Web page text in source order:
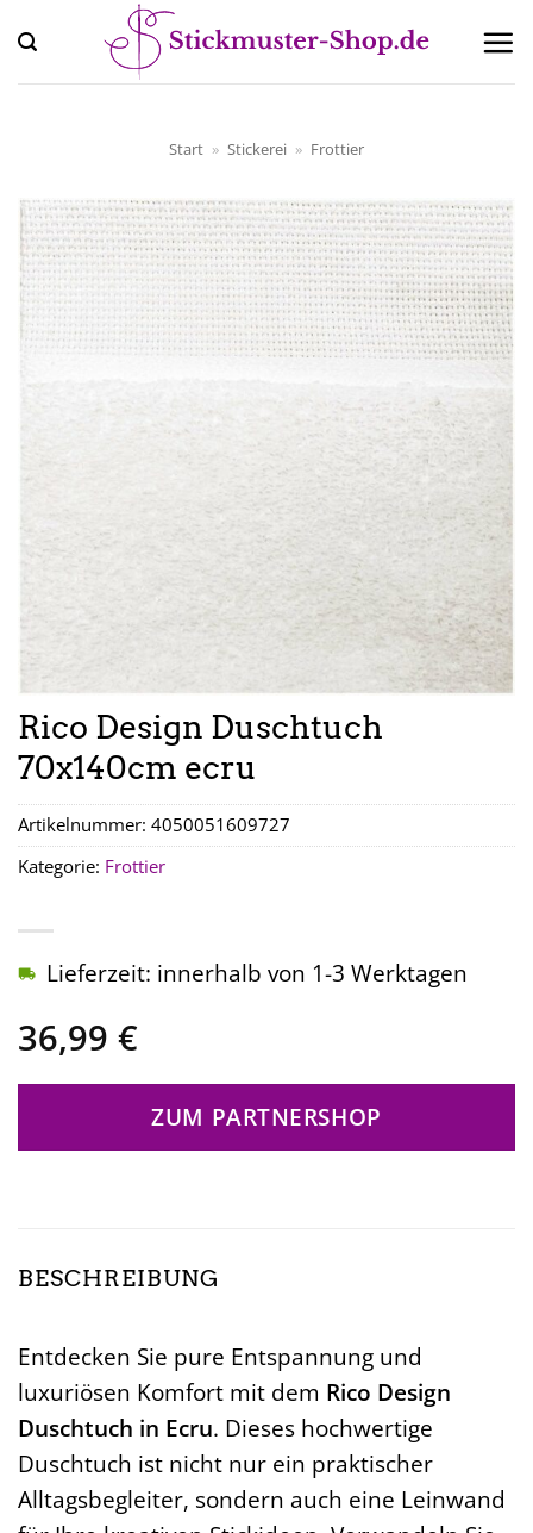
Inhalt
springen
Start » Stickerei » Frottier
Rico Design Duschtuch
70x140cm ecru
36,99 €
Lieferzeit: innerhalb von 1-3 Werktagen
ZUM PARTNERSHOP
Artikelnummer: 4050051609727
Kategorie: Frottier
BESCHREIBUNG
Entdecken Sie pure Entspannung und
luxuriösen Komfort mit dem Rico Design
Duschtuch in Ecru. Dieses hochwertige
Duschtuch ist nicht nur ein praktischer
Alltagsbegleiter, sondern auch eine Leinwand